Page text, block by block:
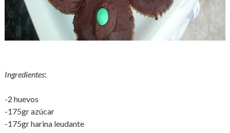
Ingredientes:
-2 huevos
-175gr azúcar
-175gr harina leudante